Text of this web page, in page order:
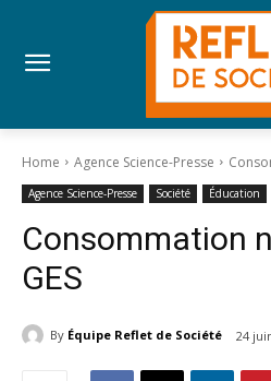
Home Agence Science-Presse
Agence Science-Presse Société Éducation
Consommation
GES
By Équipe Reflet de Société 24